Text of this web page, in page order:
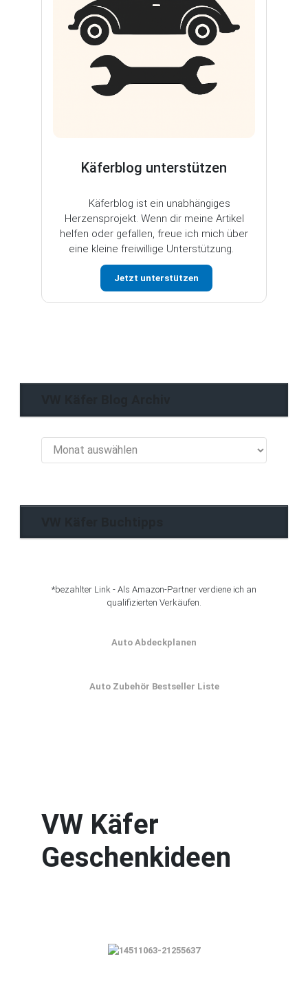
Käferblog unterstützen
Käferblog ist ein unabhängiges
Herzensprojekt. Wenn dir meine Artikel
helfen oder gefallen, freue ich mich über
eine kleine freiwillige Unterstützung.
Jetzt unterstützen
Käfer
*bezahlter Link - Als Amazon-Partner verdiene ich an
qualifizierten Verkäufen.
Auto Abdeckplanen
Auto Zubehör Bestseller Liste
VW Käfer
Geschenkideen